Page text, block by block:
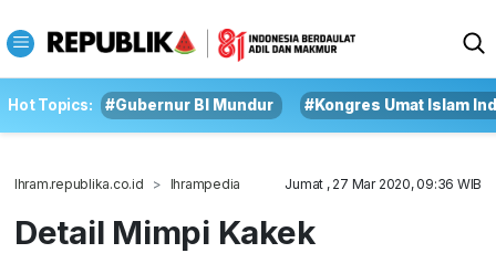
Hot Topics: #Gubernur BI Mundur #Kongres Umat Islam
Ihram.republika.co.id Ihrampedia Jumat , 27 Mar 2020, 09:36 WIB
Detail Mimpi Kakek